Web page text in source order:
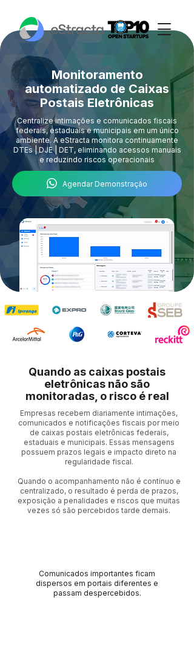
Monitoramento
automatizado de Caixas
Postais Eletrônicas
Centralize intimações e comunicados fiscais
federais, estaduais e municipais em um único
ambiente. A eStracta monitora continuamente
DTEs | DJE | DET, eliminando acessos manuais
e reduzindo riscos operacionais
Agendar Demonstração
Quando as caixas postais
eletrônicas não são
monitoradas, o risco é real
Empresas recebem diariamente intimações,
comunicados e notificações fiscais por meio
de caixas postais eletrônicas federais,
estaduais e municipais. Essas mensagens
possuem prazos legais e impacto direto na
regularidade fiscal.
Quando o acompanhamento não é contínuo e
centralizado, o resultado é perda de prazos,
exposição a penalidades e riscos que muitas
vezes só são percebidos tarde demais.
Comunicados importantes ficam
dispersos em portais diferentes e
passam despercebidos.